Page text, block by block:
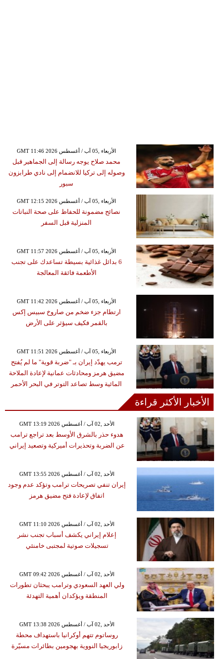
GMT 11:46 2026 الأربعاء ,05 آب / أغسطس
محمد صلاح يوجه رسالة إلى الجماهير قبل
وصوله إلى تركيا للانضمام إلى نادي طرابزون
سبور
GMT 12:15 2026 الأربعاء ,05 آب / أغسطس
نصائح مضمونة للحفاظ على صحة النباتات
المنزلية قبل السفر
GMT 11:57 2026 الأربعاء ,05 آب / أغسطس
6 بدائل غذائية بسيطة تساعدك على تجنب
الأطعمة فائقة المعالجة
GMT 11:42 2026 الأربعاء ,05 آب / أغسطس
ارتطام جزء ضخم من صاروخ سبيس إكس
بالقمر فكيف سيؤثر على الأرض
GMT 11:51 2026 الأربعاء ,05 آب / أغسطس
ترمب يهدّد إيران بـ "ضربة قوية" ما لم يُفتح
مضيق هرمز ومحادثات عمانية لإعادة الملاحة
المائية وسط تصاعد التوتر في البحر الأحمر
الأخبار الأكثر قراءة
GMT 13:19 2026 الأحد ,02 آب / أغسطس
هدوء حذر بالشرق الأوسط بعد تراجع ترامب
عن الضربة وتحذيرات أميركية وتصعيد إيراني
GMT 13:55 2026 الأحد ,02 آب / أغسطس
إيران تنفي تصريحات ترامب وتؤكد عدم وجود
اتفاق لإعادة فتح مضيق هرمز
GMT 11:10 2026 الأحد ,02 آب / أغسطس
إعلام إيراني يكشف أسباب تجنب نشر
تسجيلات صوتية لمجتبى خامنئي
GMT 09:42 2026 الأحد ,02 آب / أغسطس
ولي العهد السعودي وترامب يبحثان تطورات
المنطقة ويؤكدان أهمية التهدئة
GMT 13:38 2026 الأحد ,02 آب / أغسطس
روساتوم تتهم أوكرانيا باستهداف محطة
زابوريجيا النووية بهجومين بطائرات مسيّرة